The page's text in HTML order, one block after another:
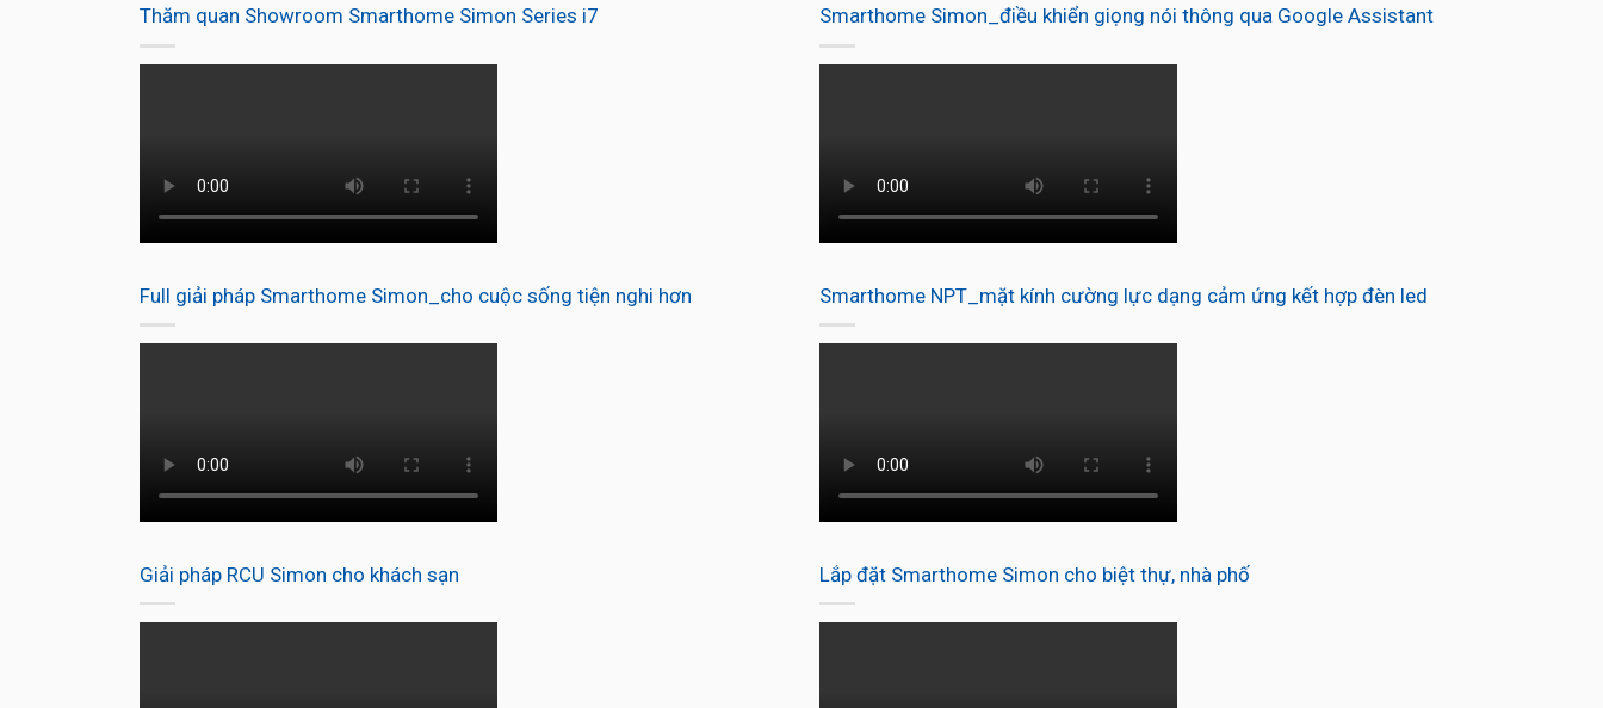
Thăm quan Showroom Smarthome Simon Series i7 Smarthome Simon_điều khiển giọng nói thông qua Google Assistant
Full giải pháp Smarthome Simon_cho cuộc sống tiện nghi hơn Smarthome NPT_mặt kính cường lực dạng cảm ứng kết hợp đèn led
Giải pháp RCU Simon cho khách sạn Lắp đặt Smarthome Simon cho biệt thự, nhà phố